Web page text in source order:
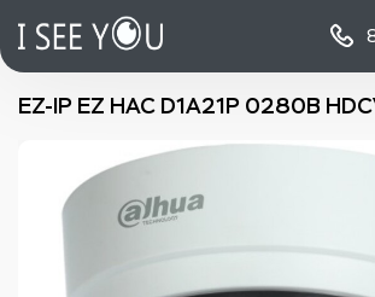
EZ-IP EZ HAC D1A21P 0280B